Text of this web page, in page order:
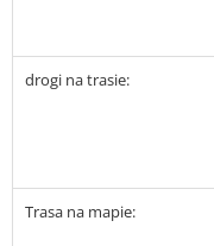
drogi na trasie:
Trasa na mapie: